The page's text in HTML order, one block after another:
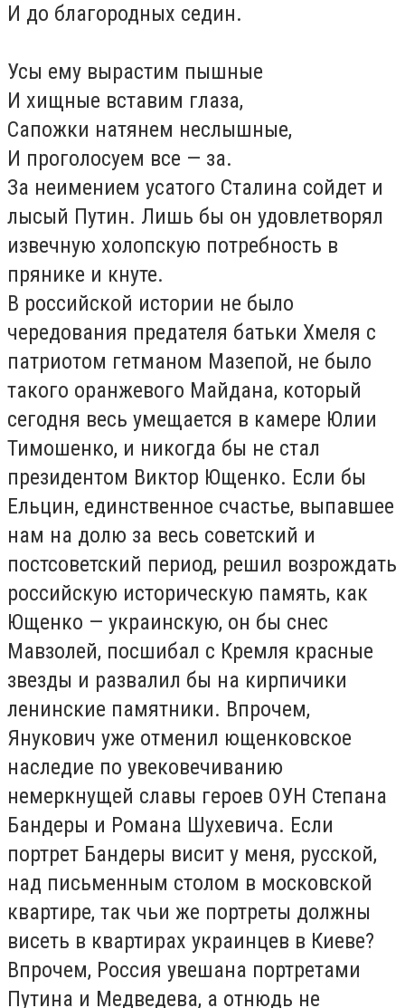
И до благородных седин.
Усы ему вырастим пышные
И хищные вставим глаза,
Сапожки натянем неслышные,
И проголосуем все — за.
За неимением усатого Сталина сойдет и
лысый Путин. Лишь бы он удовлетворял
извечную холопскую потребность в
прянике и кнуте.
В российской истории не было
чередования предателя батьки Хмеля с
патриотом гетманом Мазепой, не было
такого оранжевого Майдана, который
сегодня весь умещается в камере Юлии
Тимошенко, и никогда бы не стал
президентом Виктор Ющенко. Если бы
Ельцин, единственное счастье, выпавшее
нам на долю за весь советский и
постсоветский период, решил возрождать
российскую историческую память, как
Ющенко — украинскую, он бы снес
Мавзолей, посшибал с Кремля красные
звезды и развалил бы на кирпичики
ленинские памятники. Впрочем,
Янукович уже отменил ющенковское
наследие по увековечиванию
немеркнущей славы героев ОУН Степана
Бандеры и Романа Шухевича. Если
портрет Бандеры висит у меня, русской,
над письменным столом в московской
квартире, так чьи же портреты должны
висеть в квартирах украинцев в Киеве?
Впрочем, Россия увешана портретами
Путина и Медведева, а отнюдь не